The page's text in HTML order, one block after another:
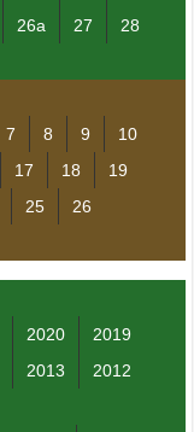
26a 27
28
7 8 9
10
17 18
19
25
26
2020
2019
2013
2012